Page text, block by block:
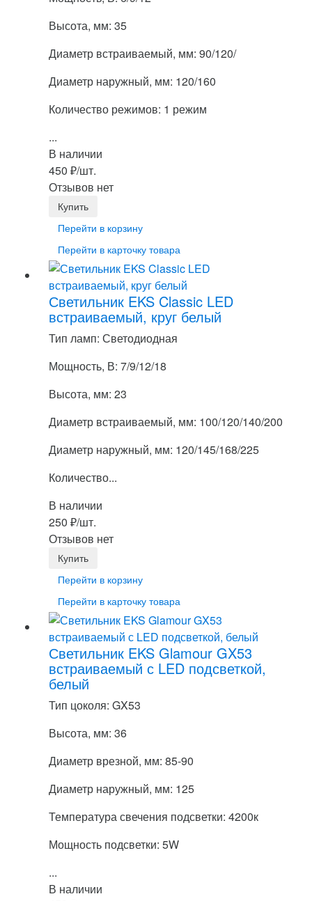
Высота, мм: 35
Диаметр встраиваемый, мм: 90/120/
Диаметр наружный, мм: 120/160
Количество режимов: 1 режим
...
В наличии
450 ₽/шт.
Отзывов нет
Перейти в корзину
Перейти в карточку товара
Светильник EKS Classic LED
встраиваемый, круг белый
Тип ламп: Светодиодная
Мощность, В: 7/9/12/18
Высота, мм: 23
Диаметр встраиваемый, мм: 100/120/140/200
Диаметр наружный, мм: 120/145/168/225
Количество...
В наличии
250 ₽/шт.
Отзывов нет
Перейти в корзину
Перейти в карточку товара
Светильник EKS Glamour GX53
встраиваемый с LED подсветкой,
белый
Тип цоколя: GX53
Высота, мм: 36
Диаметр врезной, мм: 85-90
Диаметр наружный, мм: 125
Температура свечения подсветки: 4200к
Мощность подсветки: 5W
...
В наличии